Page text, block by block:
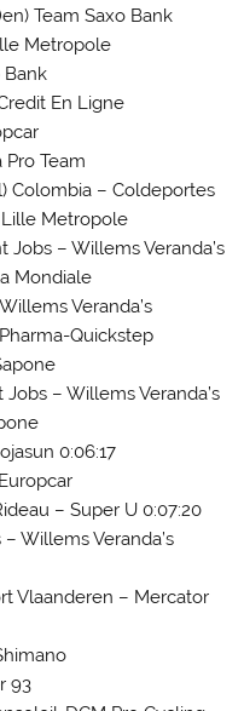
Team Saxo Bank
Metropole
Bank
En Ligne
Pro Team
Colombia – Coldeportes
Lille Metropole
Jobs – Willems Veranda’s
Mondiale
Veranda’s
Quickstep
– Willems Veranda’s
0:06:17
– Super U 0:07:20
Willems Veranda’s
Vlaanderen – Mercator
93